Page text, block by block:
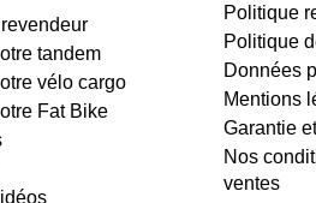
tandem
vélo cargo
Fat Bike
Politique
Politique
Données
Mentions
Garantie
Nos
ventes